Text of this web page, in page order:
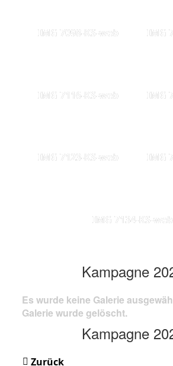
IMG 7098-KS-web IMG
IMG 7116-KS-web IMG
IMG 7123-KS-web IMG
IMG 7134-KS-web
Kampagne
Es wurde keine Galerie
Galerie wurde gelöscht.
Kampagne
Zurück